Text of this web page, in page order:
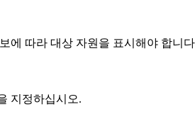
에 따라 대상 자원을 표시해야 합니
지정하십시오.